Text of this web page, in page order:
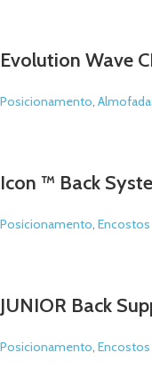
Evolution Wave
Posicionamento,
Icon ™ Back
Posicionamento, Encostos
JUNIOR Back
Posicionamento, Encostos